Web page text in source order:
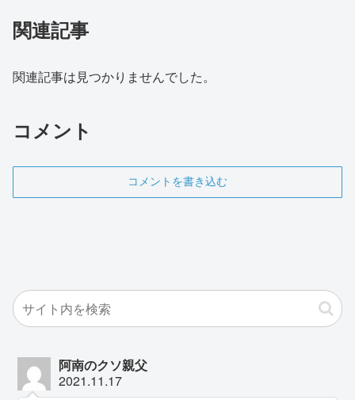
関連記事
関連記事は見つかりませんでした。
コメント
コメントを書き込む
阿南のクソ親父
2021.11.17